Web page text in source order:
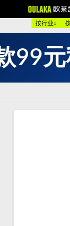
按行业↓
图 库：
99元